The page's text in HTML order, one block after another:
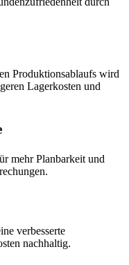
Produktionsablaufs wird
Lagerkosten und
mehr Planbarkeit und
verbesserte
nachhaltig.